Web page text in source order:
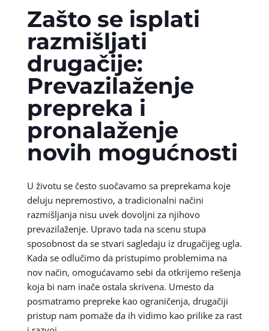
Zašto se isplati
razmišljati
drugačije:
Prevazilaženje
prepreka i
pronalaženje
novih mogućnosti
U životu se često suočavamo sa preprekama koje
deluju nepremostivo, a tradicionalni načini
razmišljanja nisu uvek dovoljni za njihovo
prevazilaženje. Upravo tada na scenu stupa
sposobnost da se stvari sagledaju iz drugačijeg ugla.
Kada se odlučimo da pristupimo problemima na
nov način, omogućavamo sebi da otkrijemo rešenja
koja bi nam inače ostala skrivena. Umesto da
posmatramo prepreke kao ograničenja, drugačiji
pristup nam pomaže da ih vidimo kao prilike za rast